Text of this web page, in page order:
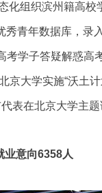
组织滨州籍高校
青年数据库，录
考学子答疑解惑
京大学实施“沃土
表在北京大学主
业意向6358人